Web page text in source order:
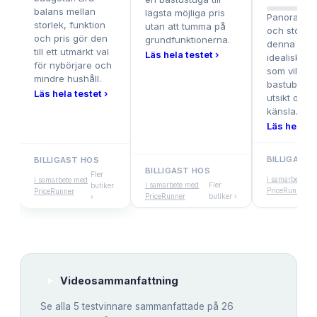
balans mellan
storlek, funktion
och pris gör den
till ett utmärkt val
för nybörjare och
mindre hushåll.
Läs hela testet ›
BILLIGAST HOS
i samarbete med
PriceRunner
Fler
butiker
›
lägsta möjliga pris
utan att tumma på
grundfunktionerna.
Läs hela testet ›
BILLIGAST HOS
i samarbete med
PriceRunner
Fler
butiker ›
och större
denna
idealisk
som vill
bastubad
utsikt och
känsla.
Läs hela
BILLIGAST
i samarbete
PriceRunner
Videosammanfattning
Se alla 5 testvinnare sammanfattade på 26